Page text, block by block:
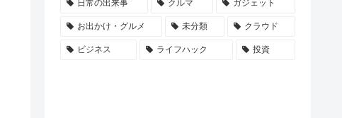
日常の出来事 クルマ ガジェット
お出かけ・グルメ 未分類 クラウド
ビジネス ライフハック 投資